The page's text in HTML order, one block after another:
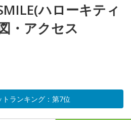
ハローキティ
・アクセス
ランキング：第7位